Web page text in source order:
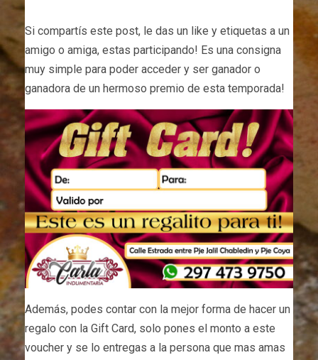
Si compartís este post, le das un like y etiquetas a un
amigo o amiga, estas participando! Es una consigna
muy simple para poder acceder y ser ganador o
ganadora de un hermoso premio de esta temporada!
Además, podes contar con la mejor forma de hacer un
regalo con la Gift Card, solo pones el monto a este
voucher y se lo entregas a la persona que mas amas